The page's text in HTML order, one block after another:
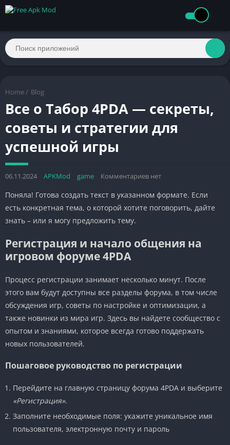
Home / Blog
Все о Табор 4PDA — секреты,
советы и стратегии для
успешной игры
06.11.2024 APKMod game Комментариев нет
Поняла! Готова создать текст в указанном формате. Если
есть конкретная тема, о которой хотите поговорить, дайте
знать – или я могу предложить тему.
Регистрация и начало общения на
игровом форуме 4PDA
Процесс регистрации занимает несколько минут. После
этого вам будут доступны все разделы форума, в том числе
обсуждения игр, советы по настройке и оптимизации, а
также новинки из мира игр. Здесь вы найдете сообщество с
опытом и знаниями, которое всегда готово поддержать
новых пользователей.
Пошаговое руководство по регистрации
Перейдите на главную страницу форума 4PDA и выберите
«Регистрация».
Заполните необходимые поля: укажите уникальное имя
пользователя, электронную почту и пароль